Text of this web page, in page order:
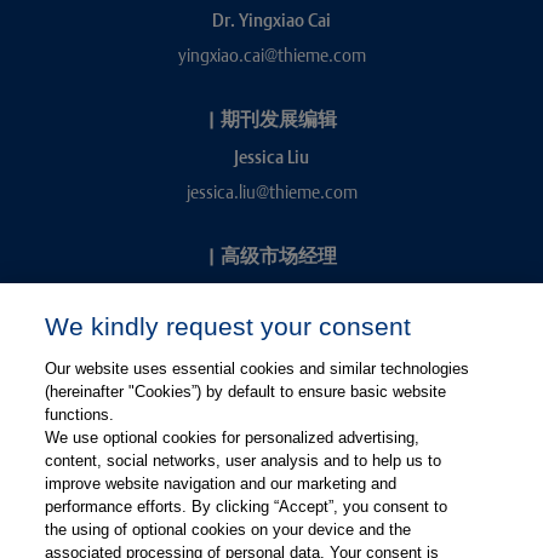
Dr. Yingxiao Cai
yingxiao.cai@thieme.com
| 期刊发展编辑
Jessica Liu
jessica.liu@thieme.com
| 高级市场经理
kevin.chang@thieme.com
关注微博
关注微信
We kindly request your consent
Our website uses essential cookies and similar technologies
(hereinafter "Cookies”) by default to ensure basic website
functions.
We use optional cookies for personalized advertising,
content, social networks, user analysis and to help us to
improve website navigation and our marketing and
performance efforts. By clicking “Accept”, you consent to
the using of optional cookies on your device and the
associated processing of personal data. Your consent is